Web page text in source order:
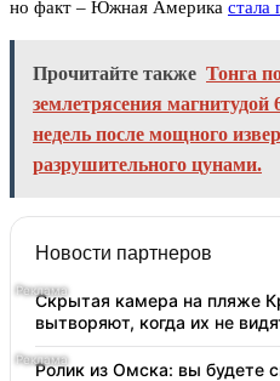
но факт – Южная Америка стала
Прочитайте также Тонга
землетрясения магнитудой
недель после мощного
разрушительного цунами.
Новости партнеров
Скрытая камера на пляже
вытворяют, когда их не
Ролик из Омска: вы будете